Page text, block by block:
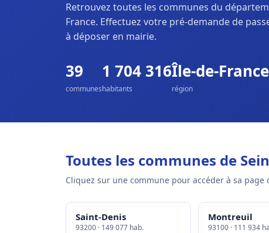
Retrouvez toutes les communes du
France. Effectuez votre pré-demande de
à déposer en mairie.
39
communes
1 704 316
habitants
Île-de-France
région
Toutes les communes de
Cliquez sur une commune pour accéder à sa
Saint-Denis
93200 · 149 077 hab.
Montreuil
93100 · 111 934